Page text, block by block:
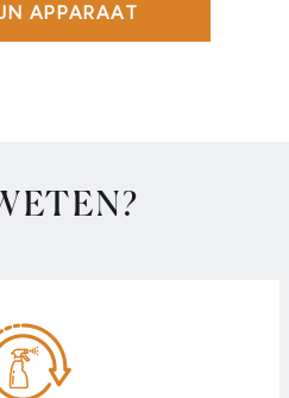
APPARAAT